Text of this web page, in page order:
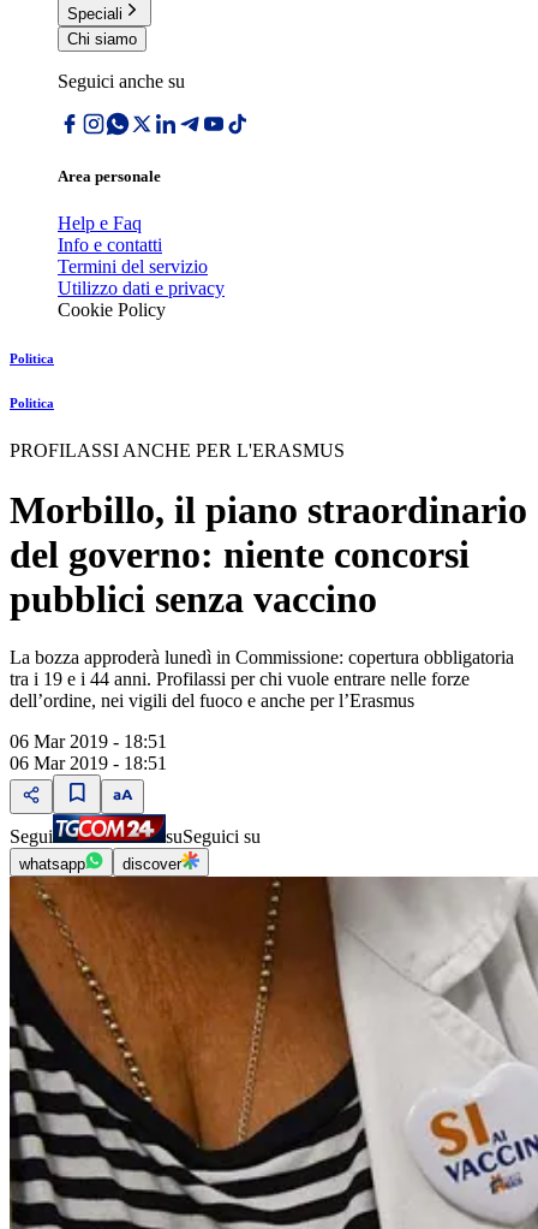
Speciali
Chi siamo
Seguici anche su
Area personale
Help e Faq
Info e contatti
Termini del servizio
Utilizzo dati e privacy
Cookie Policy
Politica
Politica
PROFILASSI ANCHE PER L'ERASMUS
Morbillo, il piano straordinario
del governo: niente concorsi
pubblici senza vaccino
La bozza approderà lunedì in Commissione: copertura obbligatoria
tra i 19 e i 44 anni. Profilassi per chi vuole entrare nelle forze
dell’ordine, nei vigili del fuoco e anche per l’Erasmus
06 Mar 2019 - 18:51
06 Mar 2019 - 18:51
Segui suSeguici su
whatsapp discover